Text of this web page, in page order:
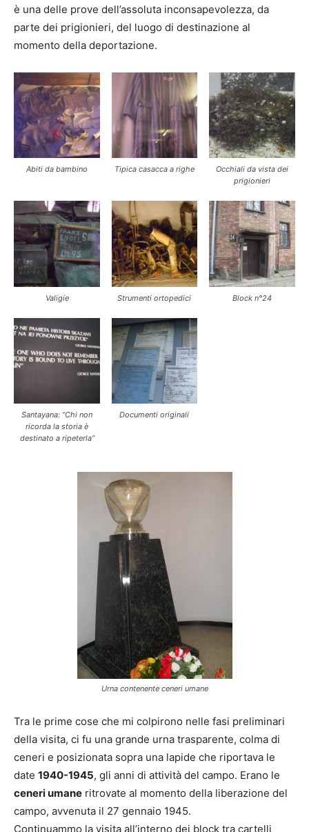
è una delle prove dell’assoluta inconsapevolezza, da
parte dei prigionieri, del luogo di destinazione al
momento della deportazione.
Abiti da bambino Tipica casacca a righe
Occhiali da vista dei
prigionieri
Valigie Strumenti ortopedici Block n°24
Santayana: “Chi non
ricorda la storia è
destinato a ripeterla”
Documenti originali
Urna contenente ceneri umane
Tra le prime cose che mi colpirono nelle fasi preliminari
della visita, ci fu una grande urna trasparente, colma di
ceneri e posizionata sopra una lapide che riportava le
date 1940-1945, gli anni di attività del campo. Erano le
ceneri umane ritrovate al momento della liberazione del
campo, avvenuta il 27 gennaio 1945.
Continuammo la visita all’interno dei block tra cartelli